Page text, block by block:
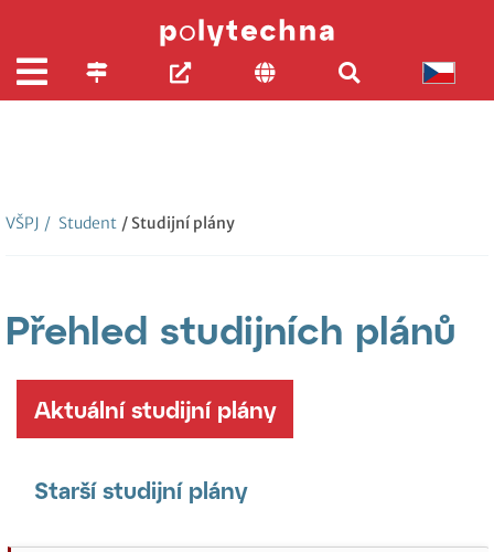
VŠPJ / Student / Studijní plány
Přehled studijních plánů
Aktuální studijní plány
Starší studijní plány